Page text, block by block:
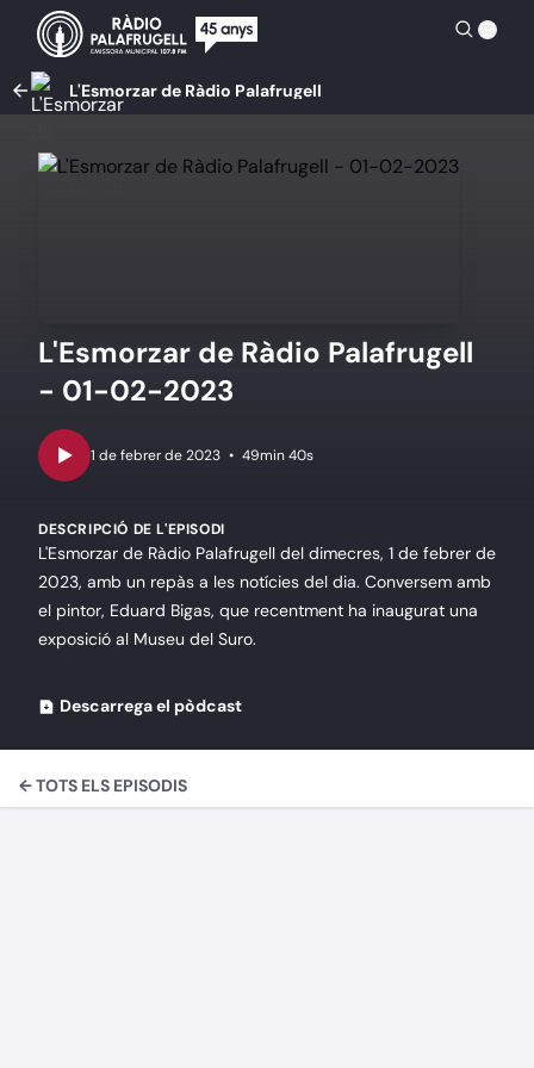
L'Esmorzar de Ràdio Palafrugell
L'Esmorzar de Ràdio Palafrugell
- 01-02-2023
• 49min 40s
DESCRIPCIÓ DE L'EPISODI
L'Esmorzar de Ràdio Palafrugell del dimecres, 1 de febrer de
2023, amb un repàs a les notícies del dia. Conversem amb
el pintor, Eduard Bigas, que recentment ha inaugurat una
exposició al Museu del Suro.
Descarrega el pòdcast
← TOTS ELS EPISODIS